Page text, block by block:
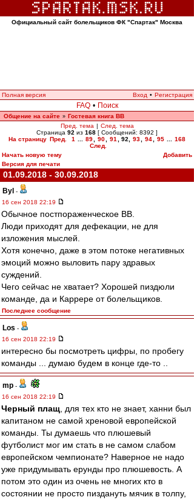
Официальный сайт болельщиков ФК "Спартак" Москва
Полная версия Вход • Регистрация
FAQ • Поиск
Общение на сайте » Гостевая книга ВВ
Пред. тема | След. тема
Страница 92 из 168 [ Сообщений: 8392 ]
На страницу Пред. 1 89 90 91 92 93 94 95
168
След.
Начать новую тему
Добавить
Версия для печати
01.09.2018 - 30.09.2018
Byl -
16 сен 2018 22:19
Обычное постпораженческое ВВ.
Люди приходят для дефекации, не для
изложения мыслей.
Хотя конечно, даже в этом потоке негативных
эмоций можно выловить пару здравых
суждений.
Чего сейчас не хватает? Хорошей пиздюли
команде, да и Каррере от болельщиков.
Последнее сообщение
Los -
16 сен 2018 22:19
интересно бы посмотреть цифры, по пробегу
команды ... думаю будем в конце где-то ..
mp -
16 сен 2018 22:19
Черный плащ , для тех кто не знает, ханни был
капитаном не самой хреновой европейской
команды. Ты думаешь что плюшевый
футболист мог им стать в не самом слабом
европейском чемпионате? Наверное не надо
уже придумывать ерунды про плюшевость. А
потом это один из очень не многих кто в
состоянии не просто пиздануть мячик в толпу,